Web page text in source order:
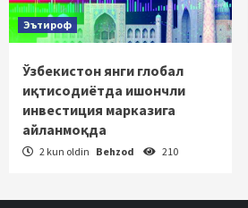
Эътироф
Ўзбекистон янги глобал
иқтисодиётда ишончли
инвестиция марказига
айланмоқда
2 kun oldin Behzod 210